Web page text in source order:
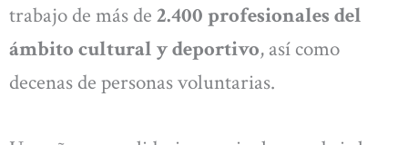
trabajo de más de 2.400 profesionales del
ámbito cultural y deportivo, así como
decenas de personas voluntarias.